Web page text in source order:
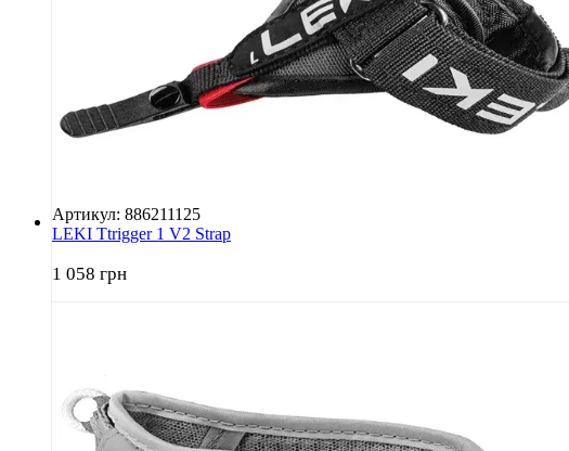
Артикул: 886211125
LEKI Ttrigger 1 V2 Strap
1 058 грн